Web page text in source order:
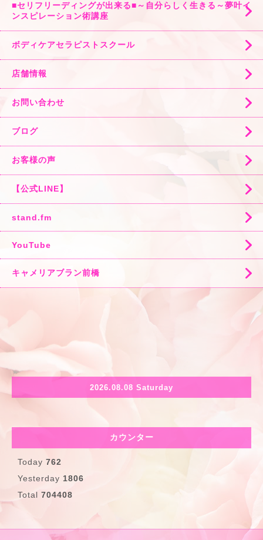
■セリフリーディングが出来る■～自分らしく生きる～夢叶イ
ンスピレーション術講座
ボディケアセラピストスクール
店舗情報
お問い合わせ
ブログ
お客様の声
【公式LINE】
stand.fm
YouTube
キャメリアブラン前橋
2026.08.08 Saturday
カウンター
Today 762
Yesterday 1806
Total 704408